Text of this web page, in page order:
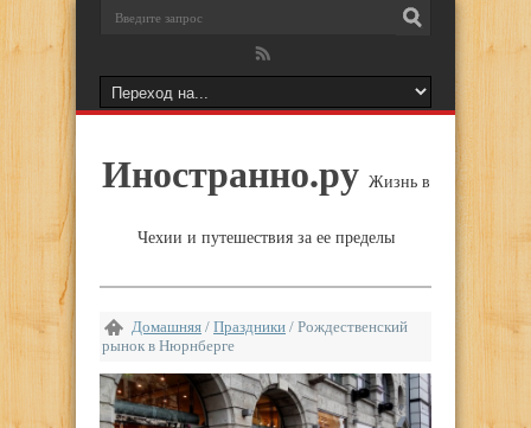
Иностранно.ру Жизнь в
Чехии и путешествия за ее пределы
Домашняя / Праздники / Рождественский
рынок в Нюрнберге